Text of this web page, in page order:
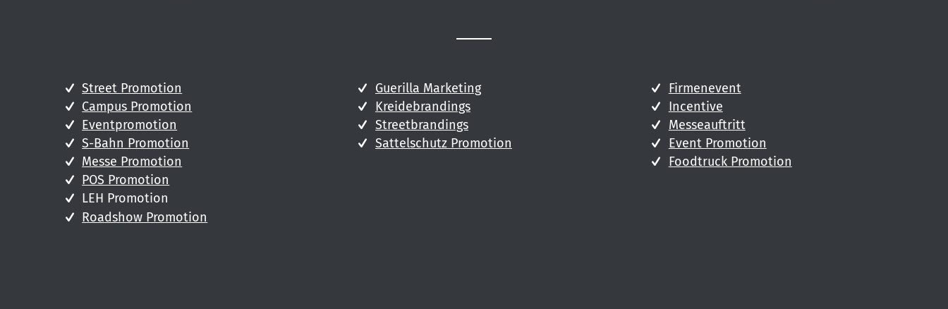
Street Promotion
Campus Promotion
Eventpromotion
S-Bahn Promotion
Messe Promotion
POS Promotion
LEH Promotion
Roadshow Promotion
Guerilla Marketing
Kreidebrandings
Streetbrandings
Sattelschutz Promotion
Firmenevent
Incentive
Messeauftritt
Event Promotion
Foodtruck Promotion